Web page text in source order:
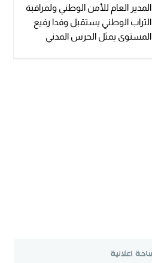
ماكرون”
المدير العام للأمن الوطني ولمراقبة
التراب الوطني يستقبل وفدا رفيع
المستوى يمثل الحرس المدني